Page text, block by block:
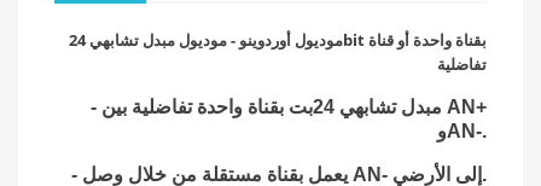
موديول أوردوينو - موديول مبدل تشابهي 24bit بقناة واحدة أو قناة
تفاضلية
- مبدل تشابهي 24بت بقناة واحدة تفاضلية بين AN+
وAN-.
- يعمل بقناة مستقلة من خلال وصل AN- إلى الأرضي.